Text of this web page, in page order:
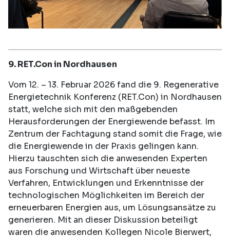
9. RET.Con in Nordhausen
Vom 12. – 13. Februar 2026 fand die 9. Regenerative
Energietechnik Konferenz (RET.Con) in Nordhausen
statt, welche sich mit den maßgebenden
Herausforderungen der Energiewende befasst. Im
Zentrum der Fachtagung stand somit die Frage, wie
die Energiewende in der Praxis gelingen kann.
Hierzu tauschten sich die anwesenden Experten
aus Forschung und Wirtschaft über neueste
Verfahren, Entwicklungen und Erkenntnisse der
technologischen Möglichkeiten im Bereich der
erneuerbaren Energien aus, um Lösungsansätze zu
generieren. Mit an dieser Diskussion beteiligt
waren die anwesenden Kollegen Nicole Bierwert,